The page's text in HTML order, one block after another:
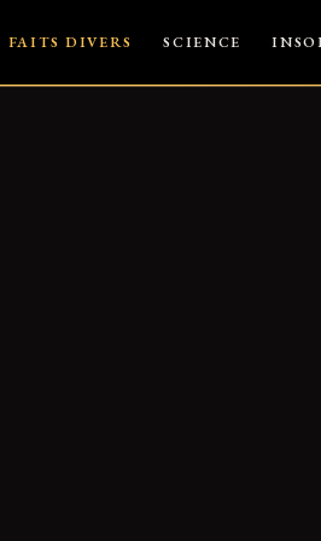
FAITS DIVERS SCIENCE